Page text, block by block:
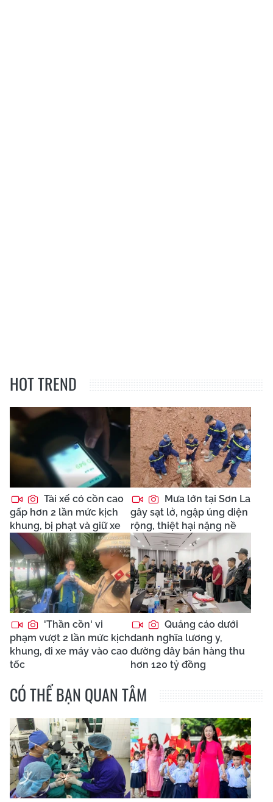
HOT TREND
Tài xế có cồn cao
gấp hơn 2 lần mức kịch
khung, bị phạt và giữ xe
Mưa lớn tại Sơn La
gây sạt lở, ngập úng diện
rộng, thiệt hại nặng nề
'Thần cồn' vi
phạm vượt 2 lần mức kịch
khung, đi xe máy vào cao
tốc
Quảng cáo dưới
danh nghĩa lương y,
đường dây bán hàng thu
hơn 120 tỷ đồng
CÓ THỂ BẠN QUAN TÂM